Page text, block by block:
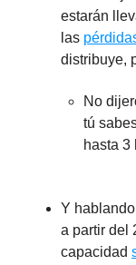
estarán
las
distribuye,
No
tú
hasta 3
Y
a partir del
capacidad